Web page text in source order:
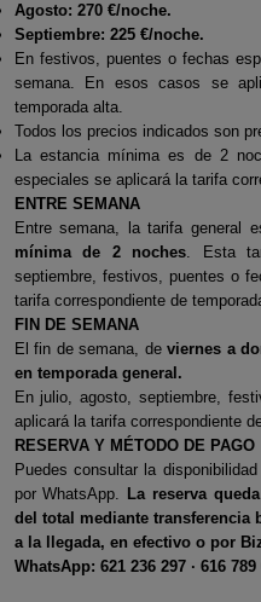
Agosto: 270 €/noche.
Septiembre: 225 €/noche.
En festivos, puentes o fechas
semana. En esos casos se
temporada alta.
Todos los precios indicados son
La estancia mínima es de 2
especiales se aplicará la tarifa
ENTRE SEMANA
Entre semana, la tarifa general
mínima de 2 noches. Esta
septiembre, festivos, puentes o
tarifa correspondiente de
FIN DE SEMANA
El fin de semana, deviernes a
en temporada general.
En julio, agosto, septiembre,
aplicará la tarifa correspondiente
RESERVA Y MÉTODO DE PAGO
Puedes consultar la
por WhatsApp. La reserva
del total mediante transferencia
a la llegada, en efectivo o por
WhatsApp: 621 236 297 · 616 789